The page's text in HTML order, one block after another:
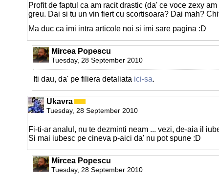
Profit de faptul ca am racit drastic (da' ce voce zexy
greu. Dai si tu un vin fiert cu scortisoara? Dai mah?
Ma duc ca imi intra articole noi si imi sare pagina :D
Mircea Popescu
Tuesday, 28 September 2010
Iti dau, da' pe filiera detaliata ici-sa.
Ukavra
Tuesday, 28 September 2010
Fi-ti-ar analul, nu te dezminti neam ... vezi, de-aia il
Si mai iubesc pe cineva p-aici da' nu pot spune :D
Mircea Popescu
Tuesday, 28 September 2010